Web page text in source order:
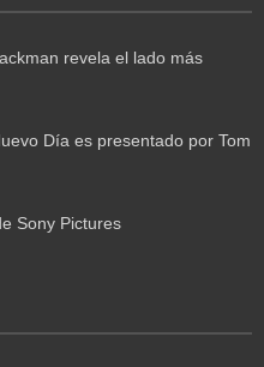
revela el lado más
Día es presentado por Tom
Sony Pictures